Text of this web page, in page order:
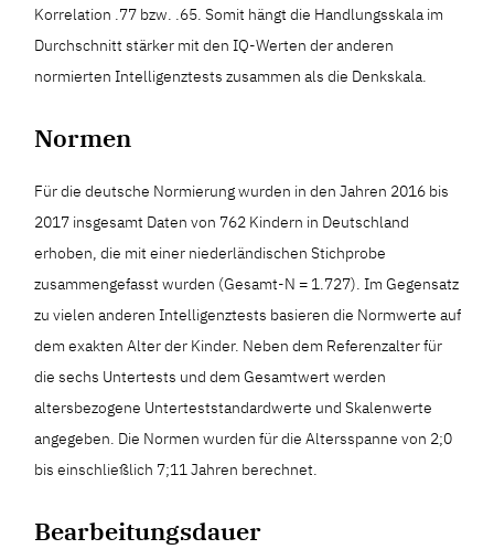
Korrelation .77 bzw. .65. Somit hängt die Handlungsskala im
Durchschnitt stärker mit den IQ-Werten der anderen
normierten Intelligenztests zusammen als die Denkskala.
Normen
Für die deutsche Normierung wurden in den Jahren 2016 bis
2017 insgesamt Daten von 762 Kindern in Deutschland
erhoben, die mit einer niederländischen Stichprobe
zusammengefasst wurden (Gesamt-N = 1.727). Im Gegensatz
zu vielen anderen Intelligenztests basieren die Normwerte auf
dem exakten Alter der Kinder. Neben dem Referenzalter für
die sechs Untertests und dem Gesamtwert werden
altersbezogene Unterteststandardwerte und Skalenwerte
angegeben. Die Normen wurden für die Altersspanne von 2;0
bis einschließlich 7;11 Jahren berechnet.
Bearbeitungsdauer